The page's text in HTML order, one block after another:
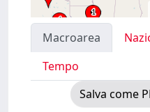
Macroarea
Tempo
Salva come